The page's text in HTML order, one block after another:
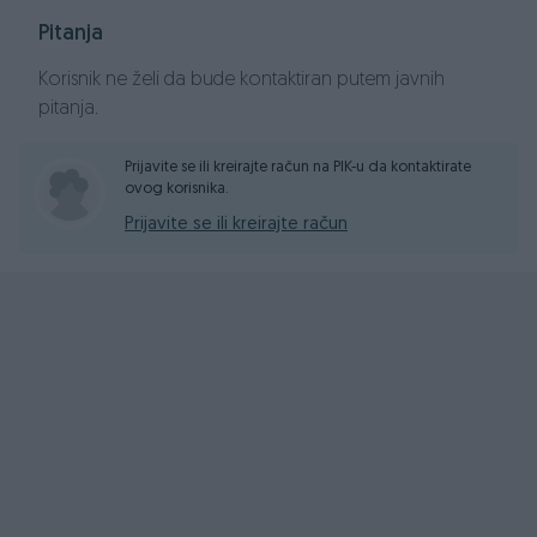
📞 | +387 63 514 919
📞 | +387 33 569 279
📩 | info@eosmatrix-nekretnine.com
Pitanja
Korisnik ne želi da bude kontaktiran putem javnih
pitanja.
Prijavite se ili kreirajte račun na PIK-u da kontaktirate
ovog korisnika.
Prijavite se ili kreirajte račun